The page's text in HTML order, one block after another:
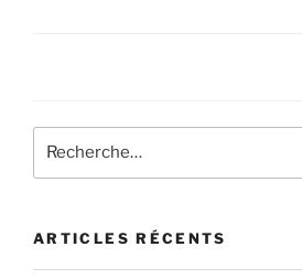
pour
ARTICLES RÉCENTS